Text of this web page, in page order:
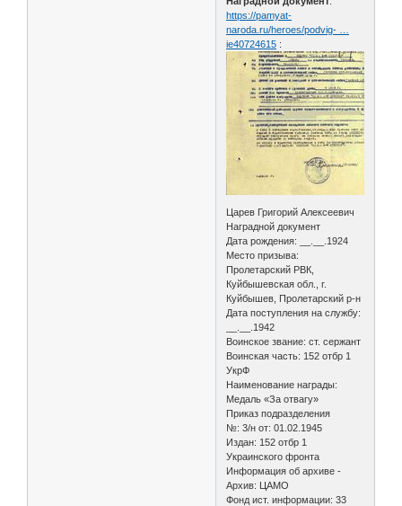
https://pamyat-
naroda.ru/heroes/podvig- …
ie40724615 :
Царев Григорий Алексеевич
Наградной документ
Дата рождения: __.__.1924
Место призыва:
Пролетарский РВК,
Куйбышевская обл., г.
Куйбышев, Пролетарский р-н
Дата поступления на службу:
__.__.1942
Воинское звание: ст. сержант
Воинская часть: 152 отбр 1
УкрФ
Наименование награды:
Медаль «За отвагу»
Приказ подразделения
№: 3/н от: 01.02.1945
Издан: 152 отбр 1
Украинского фронта
Информация об архиве -
Архив: ЦАМО
Фонд ист. информации: 33